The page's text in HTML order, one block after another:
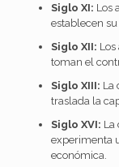
Siglo XI: Los
establecen
Siglo XII:
toman el
Siglo XIII: La
traslada la
Siglo XVI: La
experimenta
económica.